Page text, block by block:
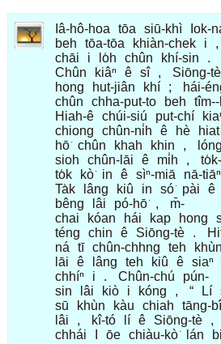
Iâ-hô-hoa tōa siū-khì Iok-
beh
tōa-tōa khiàn-chek i ,
chāi
i lo̍h chûn khí-sin
.
Chûn
kiâⁿ ê sî , Siōng-tè
hong
hut-jiân khí ; hái-
chûn
chha-put-to beh
Hiah-ê chúi-siú put-chí
chiong
chûn-ni̍h ê hè hiat
hō͘ chûn khah khin , lóng
sioh
chûn-lāi ê mi̍h ,
to̍k-
to̍k
kò͘ in ê sìⁿ-miā nā-tiāⁿ
Ta̍k
lâng kiû in só͘ pài ê
bêng
lâi pó-hō͘ ,
m̄-
chai
kóan hái kap hong
téng
chin ê Siōng-tè .
ná
tī chûn-chhng teh khùn
lāi
ê lâng teh kiû ê siaⁿ
chhíⁿ
i . Chûn-chú
pún-
sin
lâi kiò i kóng , “ Lí
sū
khùn kàu chiah tāng-
lâi
, kî-tó lí ê Siōng-tè ,
chhái
ōe chiàu-kò͘ lán